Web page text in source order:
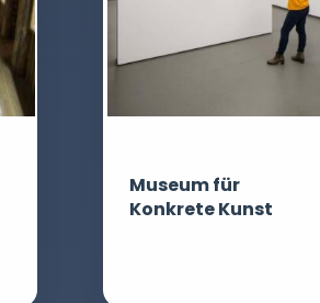
Museum für
Konkrete Kunst